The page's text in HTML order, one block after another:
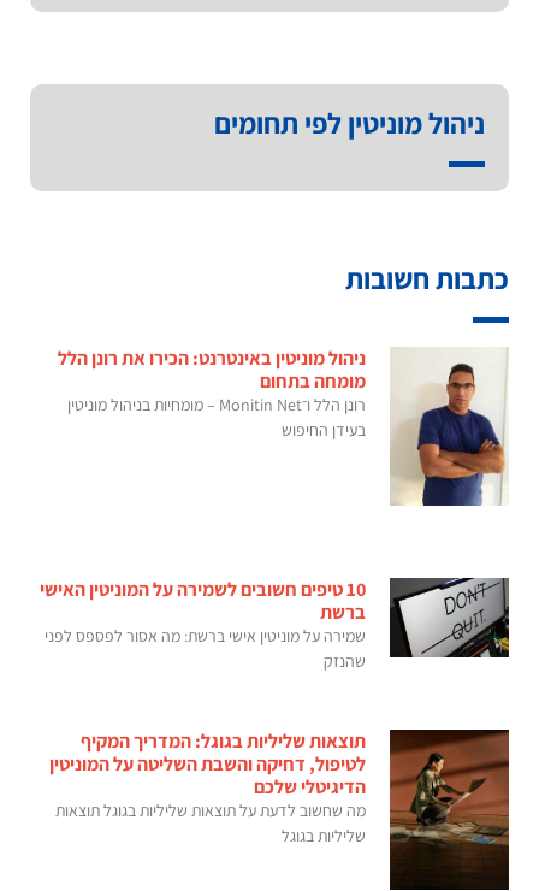
ניהול מוניטין לפי תחומים
כתבות חשובות
ניהול מוניטין באינטרנט: הכירו את רונן הלל
מומחה בתחום
רונן הלל ו־Monitin Net – מומחיות בניהול מוניטין
בעידן החיפוש
10 טיפים חשובים לשמירה על המוניטין האישי
ברשת
שמירה על מוניטין אישי ברשת: מה אסור לפספס לפני
שהנזק
תוצאות שליליות בגוגל: המדריך המקיף
לטיפול, דחיקה והשבת השליטה על המוניטין
הדיגיטלי שלכם
מה שחשוב לדעת על תוצאות שליליות בגוגל תוצאות
שליליות בגוגל